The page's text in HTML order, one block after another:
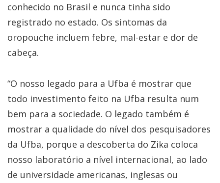
conhecido no Brasil e nunca tinha sido
registrado no estado. Os sintomas da
oropouche incluem febre, mal-estar e dor de
cabeça.
“O nosso legado para a Ufba é mostrar que
todo investimento feito na Ufba resulta num
bem para a sociedade. O legado também é
mostrar a qualidade do nível dos pesquisadores
da Ufba, porque a descoberta do Zika coloca
nosso laboratório a nível internacional, ao lado
de universidade americanas, inglesas ou